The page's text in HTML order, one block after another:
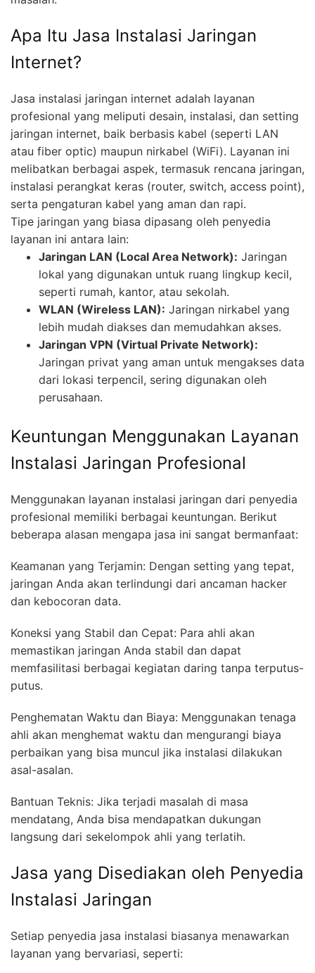
Apa Itu Jasa Instalasi Jaringan
Internet?
Jasa instalasi jaringan internet adalah layanan
profesional yang meliputi desain, instalasi, dan setting
jaringan internet, baik berbasis kabel (seperti LAN
atau fiber optic) maupun nirkabel (WiFi). Layanan ini
melibatkan berbagai aspek, termasuk rencana jaringan,
instalasi perangkat keras (router, switch, access point),
serta pengaturan kabel yang aman dan rapi.
Tipe jaringan yang biasa dipasang oleh penyedia
layanan ini antara lain:
Jaringan LAN (Local Area Network): Jaringan
lokal yang digunakan untuk ruang lingkup kecil,
seperti rumah, kantor, atau sekolah.
WLAN (Wireless LAN): Jaringan nirkabel yang
lebih mudah diakses dan memudahkan akses.
Jaringan VPN (Virtual Private Network):
Jaringan privat yang aman untuk mengakses data
dari lokasi terpencil, sering digunakan oleh
perusahaan.
Keuntungan Menggunakan Layanan
Instalasi Jaringan Profesional
Menggunakan layanan instalasi jaringan dari penyedia
profesional memiliki berbagai keuntungan. Berikut
beberapa alasan mengapa jasa ini sangat bermanfaat:
Keamanan yang Terjamin: Dengan setting yang tepat,
jaringan Anda akan terlindungi dari ancaman hacker
dan kebocoran data.
Koneksi yang Stabil dan Cepat: Para ahli akan
memastikan jaringan Anda stabil dan dapat
memfasilitasi berbagai kegiatan daring tanpa terputus-
putus.
Penghematan Waktu dan Biaya: Menggunakan tenaga
ahli akan menghemat waktu dan mengurangi biaya
perbaikan yang bisa muncul jika instalasi dilakukan
asal-asalan.
Bantuan Teknis: Jika terjadi masalah di masa
mendatang, Anda bisa mendapatkan dukungan
langsung dari sekelompok ahli yang terlatih.
Jasa yang Disediakan oleh Penyedia
Instalasi Jaringan
Setiap penyedia jasa instalasi biasanya menawarkan
layanan yang bervariasi, seperti: